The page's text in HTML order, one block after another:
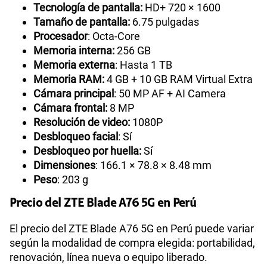
Tecnología de pantalla: HD+ 720 × 1600
Tamaño de pantalla: 6.75 pulgadas
Procesador: Octa-Core
Memoria interna:256 GB
Memoria externa: Hasta 1 TB
Memoria RAM:4 GB + 10 GB RAM Virtual Extra
Cámara principal: 50 MP AF + AI Camera
Cámara frontal: 8 MP
Resolución de video: 1080P
Desbloqueo facial: Sí
Desbloqueo por huella:Sí
Dimensiones: 166.1 × 78.8 × 8.48 mm
Peso: 203 g
Precio del ZTE Blade A76 5G en Perú
El precio del ZTE Blade A76 5G en Perú puede variar
según la modalidad de compra elegida: portabilidad,
renovación, línea nueva o equipo liberado.